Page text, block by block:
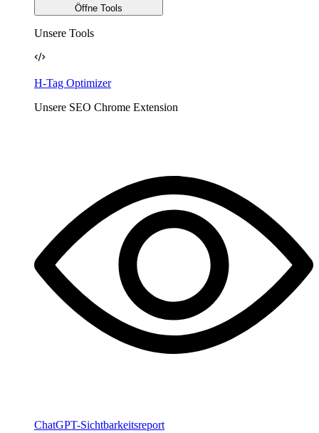
Öffne Tools
Unsere Tools
H-Tag Optimizer
Unsere SEO Chrome Extension
ChatGPT-Sichtbarkeitsreport